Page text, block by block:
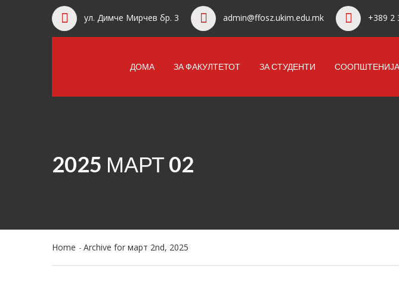
ул. Димче Мирчев бр. 3 admin@ffosz.ukim.edu.mk +389 2
ДОМА ЗА ФАКУЛТЕТОТ ЗА СТУДЕНТИ СООПШТЕНИЈА
2025 МАРТ 02
Home Archive for март 2nd, 2025